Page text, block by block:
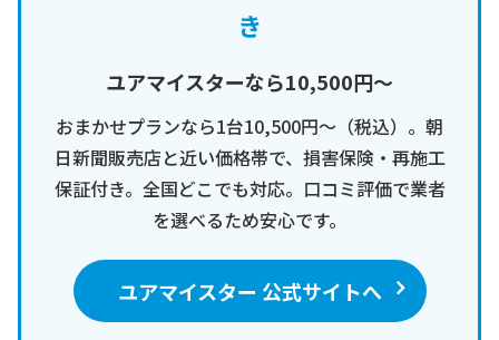
き
ユアマイスターなら10,500円〜
おまかせプランなら1台10,500円〜（税込）。朝
日新聞販売店と近い価格帯で、損害保険・再施工
保証付き。全国どこでも対応。口コミ評価で業者
を選べるため安心です。
ユアマイスター 公式サイトへ